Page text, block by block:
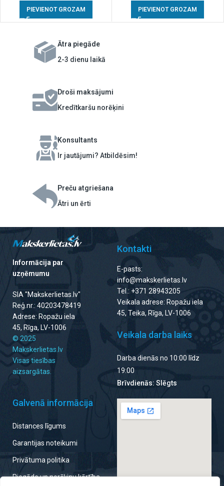
PIEVIENOT GROZAM PIEVIENOT GROZAM
Ātra piegāde
2-3 dienu laikā
Droši maksājumi
Kredītkaršu norēķini
Konsultants
Ir jautājumi? Atbildēsim!
Preču atgriešana
Ātri un ērti
Informācija par
uzņēmumu
SIA "Makskerlietas.lv"
Reģ.nr.: 40203478419
Adrese: Ropažu iela
45, Rīga, LV-1006
© 2025
Makskerlietas.lv
Visas tiesības
aizsargātas.
Kontakti
E-pasts:
info@makskerlietas.lv
Tel.: +371 28943205
Veikala adrese: Ropažu iela
45, Teika, Rīga, LV-1006
Veikala darba laiks
Darba dienās no 10:00 līdz
19:00
Brīvdienās: Slēgts
Galvenā informācija
Distances līgums
Garantijas noteikumi
Privātuma politika
Piegāde un norēķinu kārtība